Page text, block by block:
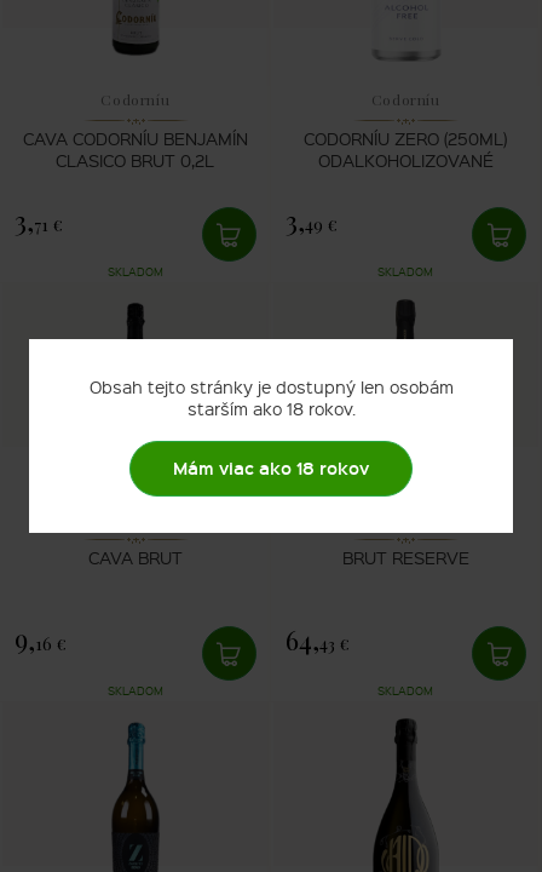
Codorníu
CAVA CODORNÍU BENJAMÍN
CLASICO BRUT 0,2L
3,71 €
SKLADOM
Codorníu
CODORNÍU ZERO (250ML)
ODALKOHOLIZOVANÉ
3,49 €
SKLADOM
CAVA BRUT
9,16 €
SKLADOM
BRUT RESERVE
64,43 €
SKLADOM
Obsah tejto stránky je dostupný len osobám
starším ako 18 rokov.
Mám viac ako 18 rokov